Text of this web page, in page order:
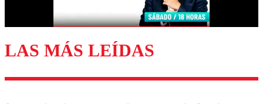
Enviar comentario
LAS MÁS LEÍDAS